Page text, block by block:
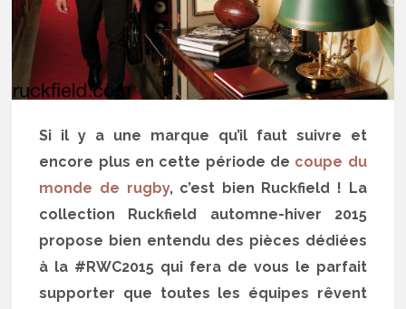
Si il y a une marque qu’il faut suivre et
encore plus en cette période de coupe du
monde de rugby, c’est bien Ruckfield ! La
collection Ruckfield automne-hiver 2015
propose bien entendu des pièces dédiées
à la #RWC2015 qui fera de vous le parfait
supporter que toutes les équipes rêvent